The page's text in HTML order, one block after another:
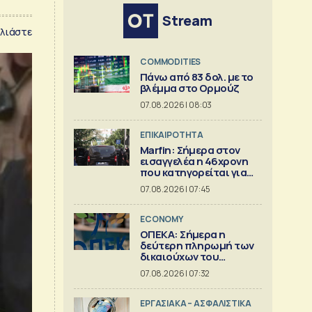
Stream
COMMODITIES
Πάνω από 83 δολ. με το
βλέμμα στο Ορμούζ
07.08.2026 | 08:03
ΕΠΙΚΑΙΡΟΤΗΤΑ
Marfin: Σήμερα στον
εισαγγελέα η 46χρονη
που κατηγορείται για
την φονική επίθεση
07.08.2026 | 07:45
ECONOMY
ΟΠΕΚΑ: Σήμερα η
δεύτερη πληρωμή των
δικαιούχων του
Λογαριασμού Αγροτικής
Εστίας
07.08.2026 | 07:32
ΕΡΓΑΣΙΑΚΑ – ΑΣΦΑΛΙΣΤΙΚΑ